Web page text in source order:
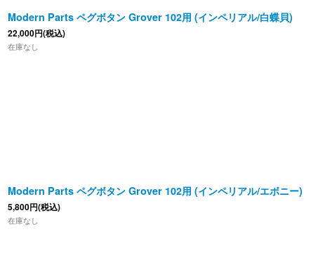
Modern Parts ペグボタン Grover 102用 (インペリアル/白蝶貝)
22,000円(税込)
在庫なし
Modern Parts ペグボタン Grover 102用 (インペリアル/エボニー)
5,800円(税込)
在庫なし